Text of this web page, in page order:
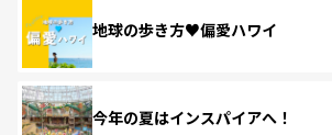
地球の歩き方♥偏愛ハワイ
今年の夏はインスパイアへ！